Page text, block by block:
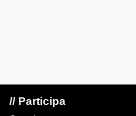
// Participa